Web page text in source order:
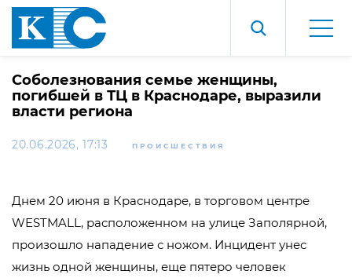
Соболезнования семье женщины,
погибшей в ТЦ в Краснодаре, выразили
власти региона
20.06.2026, 17:13 ПРОИСШЕСТВИЯ
Днем 20 июня в Краснодаре, в торговом центре
WESTMALL, расположенном на улице Заполярной,
произошло нападение с ножом. Инцидент унес
жизнь одной женщины, еще пятеро человек